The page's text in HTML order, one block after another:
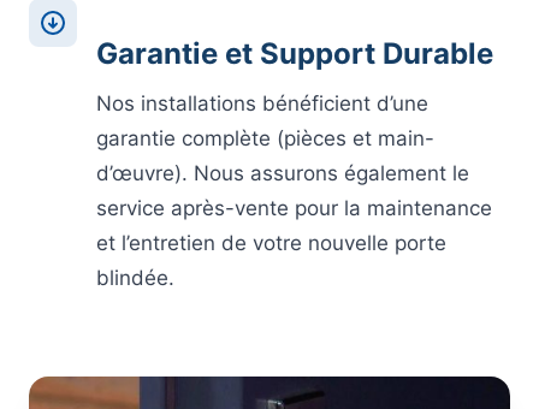
Garantie et Support Durable
Nos installations bénéficient d’une
garantie complète (pièces et main-
d’œuvre). Nous assurons également le
service après-vente pour la maintenance
et l’entretien de votre nouvelle porte
blindée.